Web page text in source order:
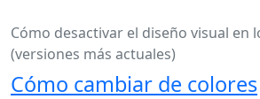
Cómo desactivar el diseño visual en
(versiones más actuales)
Cómo cambiar de colores